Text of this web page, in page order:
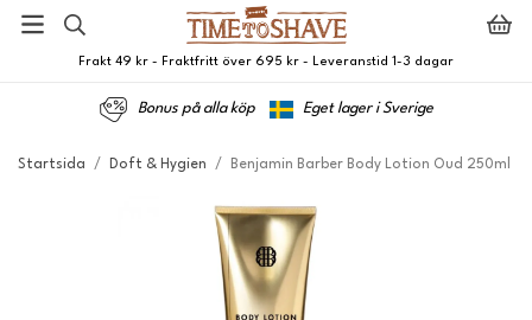
Frakt 49 kr - Fraktfritt över 695 kr - Leveranstid 1-3 dagar
Bonus på alla köp Eget lager i Sverige
Startsida / Doft & Hygien / Benjamin Barber Body Lotion Oud 250ml